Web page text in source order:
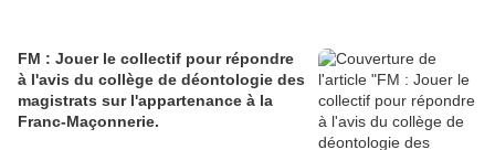
FM : Jouer le collectif pour répondre
à l'avis du collège de déontologie des
magistrats sur l'appartenance à la
Franc-Maçonnerie.